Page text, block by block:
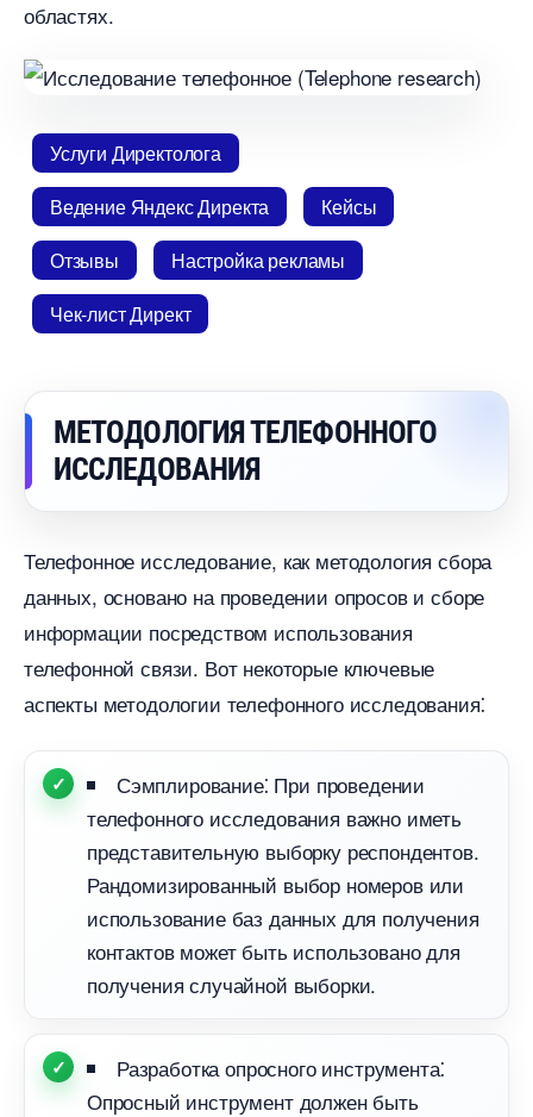
областях.​
Услуги Директолога
едение Яндекс Директа
Кейсы
Отзывы
Настройка рекламы
Чек-лист Директ
МЕТОДОЛОГИЯ ТЕЛЕФОННОГО
ИССЛЕДОВАНИЯ
Телефонное исследование, как методология сбора
данных, основано на проведении опросов и сборе
информации посредством использования
телефонной связи.​ Вот некоторые ключевые
аспекты методологии телефонного исследования⁚
Сэмплирование⁚ При проведении
телефонного исследования важно иметь
представительную выборку респондентов.​
Рандомизированный выбор номеров или
использование баз данных для получения
контактов может быть использовано для
получения случайной выборки.​
Разработка опросного инструмента⁚
Опросный инструмент должен быть